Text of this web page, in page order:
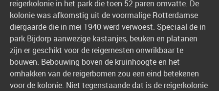
reigerkolonie in het park die toen 52 paren omvatte. De
kolonie was afkomstig uit de voormalige Rotterdamse
diergaarde die in mei 1940 werd verwoest. Speciaal de in
park Bijdorp aanwezige kastanjes, beuken en platanen
zijn er geschikt voor de reigernesten onwrikbaar te
bouwen. Bebouwing boven de kruinhoogte en het
omhakken van de reigerbomen zou een eind betekenen
voor de kolonie. Niet tegenstaande dat is de reigerkolonie